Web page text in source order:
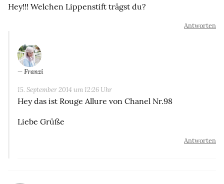
Hey!!! Welchen Lippenstift trägst du?
Antworten
Franzi
15. September 2014 um 12:26 Uhr
Hey das ist Rouge Allure von Chanel Nr.98
Liebe Grüße
Antworten